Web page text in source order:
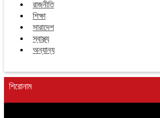
রাজনীতি
শিক্ষা
সারাদেশ
স্বাস্থ্য
অন্যান্য
শিরোনাম